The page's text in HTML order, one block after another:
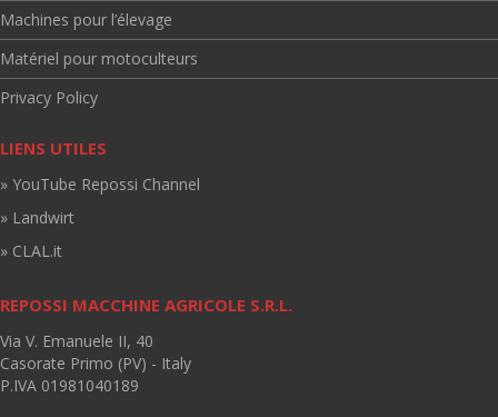
Machines pour l’élevage
Matériel pour motoculteurs
Privacy Policy
LIENS UTILES
» YouTube Repossi Channel
» Landwirt
» CLAL.it
REPOSSI MACCHINE AGRICOLE S.R.L.
Via V. Emanuele II, 40
Casorate Primo (PV) - Italy
P.IVA 01981040189